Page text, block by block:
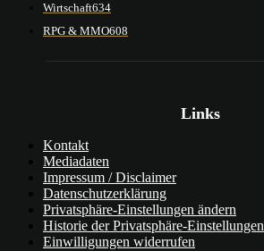
Wirtschaft634
RPG & MMO608
Links
Kontakt
Mediadaten
Impressum / Disclaimer
Datenschutzerklärung
Privatsphäre-Einstellungen ändern
Historie der Privatsphäre-Einstellungen
Einwilligungen widerrufen